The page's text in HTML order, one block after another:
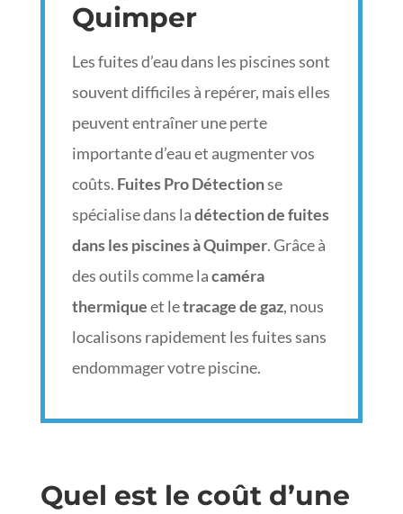
Quimper
Les fuites d’eau dans les piscines sont
souvent difficiles à repérer, mais elles
peuvent entraîner une perte
importante d’eau et augmenter vos
coûts. Fuites Pro Détectionse
spécialise dans ladétection de fuites
dans les piscines à Quimper. Grâce à
des outils comme lacaméra
thermiqueet letracage de gaz, nous
localisons rapidement les fuites sans
endommager votre piscine.
Quel est le coût d’une